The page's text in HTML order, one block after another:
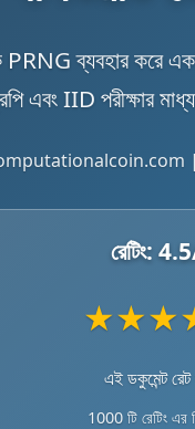
ব্যবহার করে
এবং IID পরীক্ষার
|
রেটিং: 4.5
★★★
এই ডকুমেন্ট
1000 টি রেটিং এর